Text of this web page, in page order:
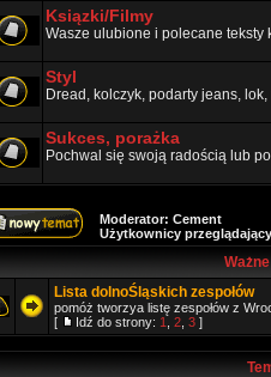
Ksiązki/Filmy
Wasze ulubione i polecane teksty
Styl
Dread, kolczyk, podarty jeans,
Sukces, porażka
Pochwal się swoją radością lub
Moderator: Cement
Użytkownicy
Lista dolnoŚląskich zespołów
pomóż tworzya listę zespołów z
[
Idź do strony: 1 2 3 ]